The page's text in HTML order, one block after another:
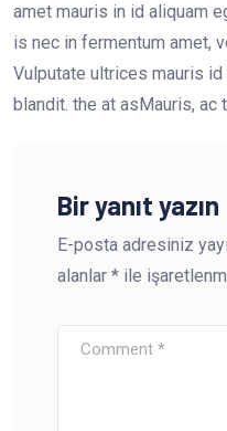
amet mauris in id aliquam
is nec in fermentum amet,
Vulputate ultrices mauris
blandit. the at asMauris,
Bir yanıt yazın
E-posta adresiniz
alanlar * ile